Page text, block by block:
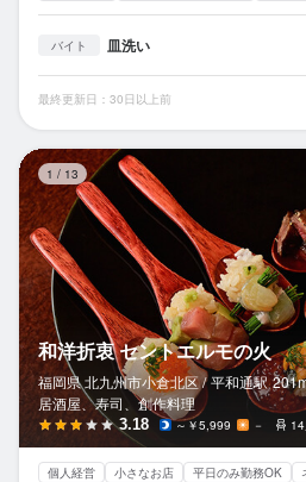
バイト 皿洗い
最終更新日：30日以上前
1 / 13
和洋折衷 セントエルモの火
福岡県 北九州市小倉北区 / 平和通駅
居酒屋、寿司、創作料理
3.18 ～￥5,999 －
個人経営 小さなお店 平日のみ勤務OK